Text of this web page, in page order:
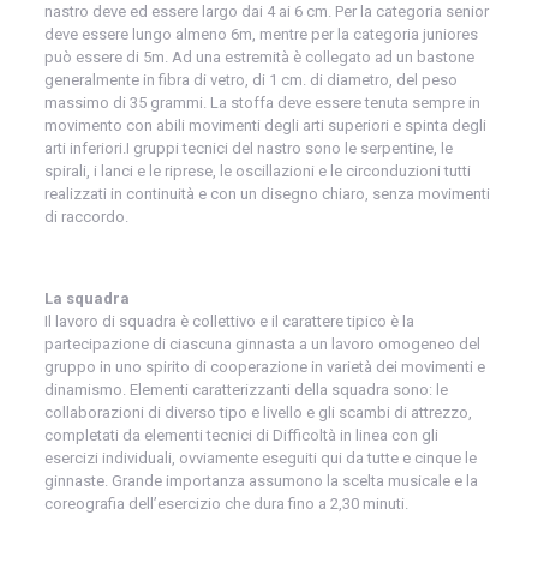
nastro deve ed essere largo dai 4 ai 6 cm. Per la categoria senior
deve essere lungo almeno 6m, mentre per la categoria juniores
può essere di 5m. Ad una estremità è collegato ad un bastone
generalmente in fibra di vetro, di 1 cm. di diametro, del peso
massimo di 35 grammi. La stoffa deve essere tenuta sempre in
movimento con abili movimenti degli arti superiori e spinta degli
arti inferiori.I gruppi tecnici del nastro sono le serpentine, le
spirali, i lanci e le riprese, le oscillazioni e le circonduzioni tutti
realizzati in continuità e con un disegno chiaro, senza movimenti
di raccordo.
La squadra
Il lavoro di squadra è collettivo e il carattere tipico è la
partecipazione di ciascuna ginnasta a un lavoro omogeneo del
gruppo in uno spirito di cooperazione in varietà dei movimenti e
dinamismo. Elementi caratterizzanti della squadra sono: le
collaborazioni di diverso tipo e livello e gli scambi di attrezzo,
completati da elementi tecnici di Difficoltà in linea con gli
esercizi individuali, ovviamente eseguiti qui da tutte e cinque le
ginnaste. Grande importanza assumono la scelta musicale e la
coreografia dell’esercizio che dura fino a 2,30 minuti.